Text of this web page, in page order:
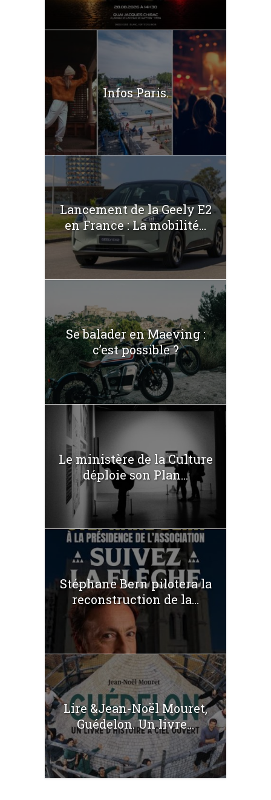
Infos Paris.
Lancement de la Geely E2
en France : La mobilité...
Se balader en Maeving :
c’est possible ?
Le ministère de la Culture
déploie son Plan...
Stéphane Bern pilotera la
reconstruction de la...
Lire &Jean-Noël Mouret,
Guédelon. Un livre...